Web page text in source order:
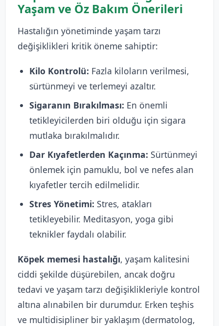
Yaşam ve Öz Bakım Önerileri
Hastalığın yönetiminde yaşam tarzı
değişiklikleri kritik öneme sahiptir:
Kilo Kontrolü: Fazla kiloların verilmesi,
sürtünmeyi ve terlemeyi azaltır.
Sigaranın Bırakılması: En önemli
tetikleyicilerden biri olduğu için sigara
mutlaka bırakılmalıdır.
Dar Kıyafetlerden Kaçınma: Sürtünmeyi
önlemek için pamuklu, bol ve nefes alan
kıyafetler tercih edilmelidir.
Stres Yönetimi: Stres, atakları
tetikleyebilir. Meditasyon, yoga gibi
teknikler faydalı olabilir.
Köpek memesi hastalığı, yaşam kalitesini
ciddi şekilde düşürebilen, ancak doğru
tedavi ve yaşam tarzı değişiklikleriyle kontrol
altına alınabilen bir durumdur. Erken teşhis
ve multidisipliner bir yaklaşım (dermatolog,